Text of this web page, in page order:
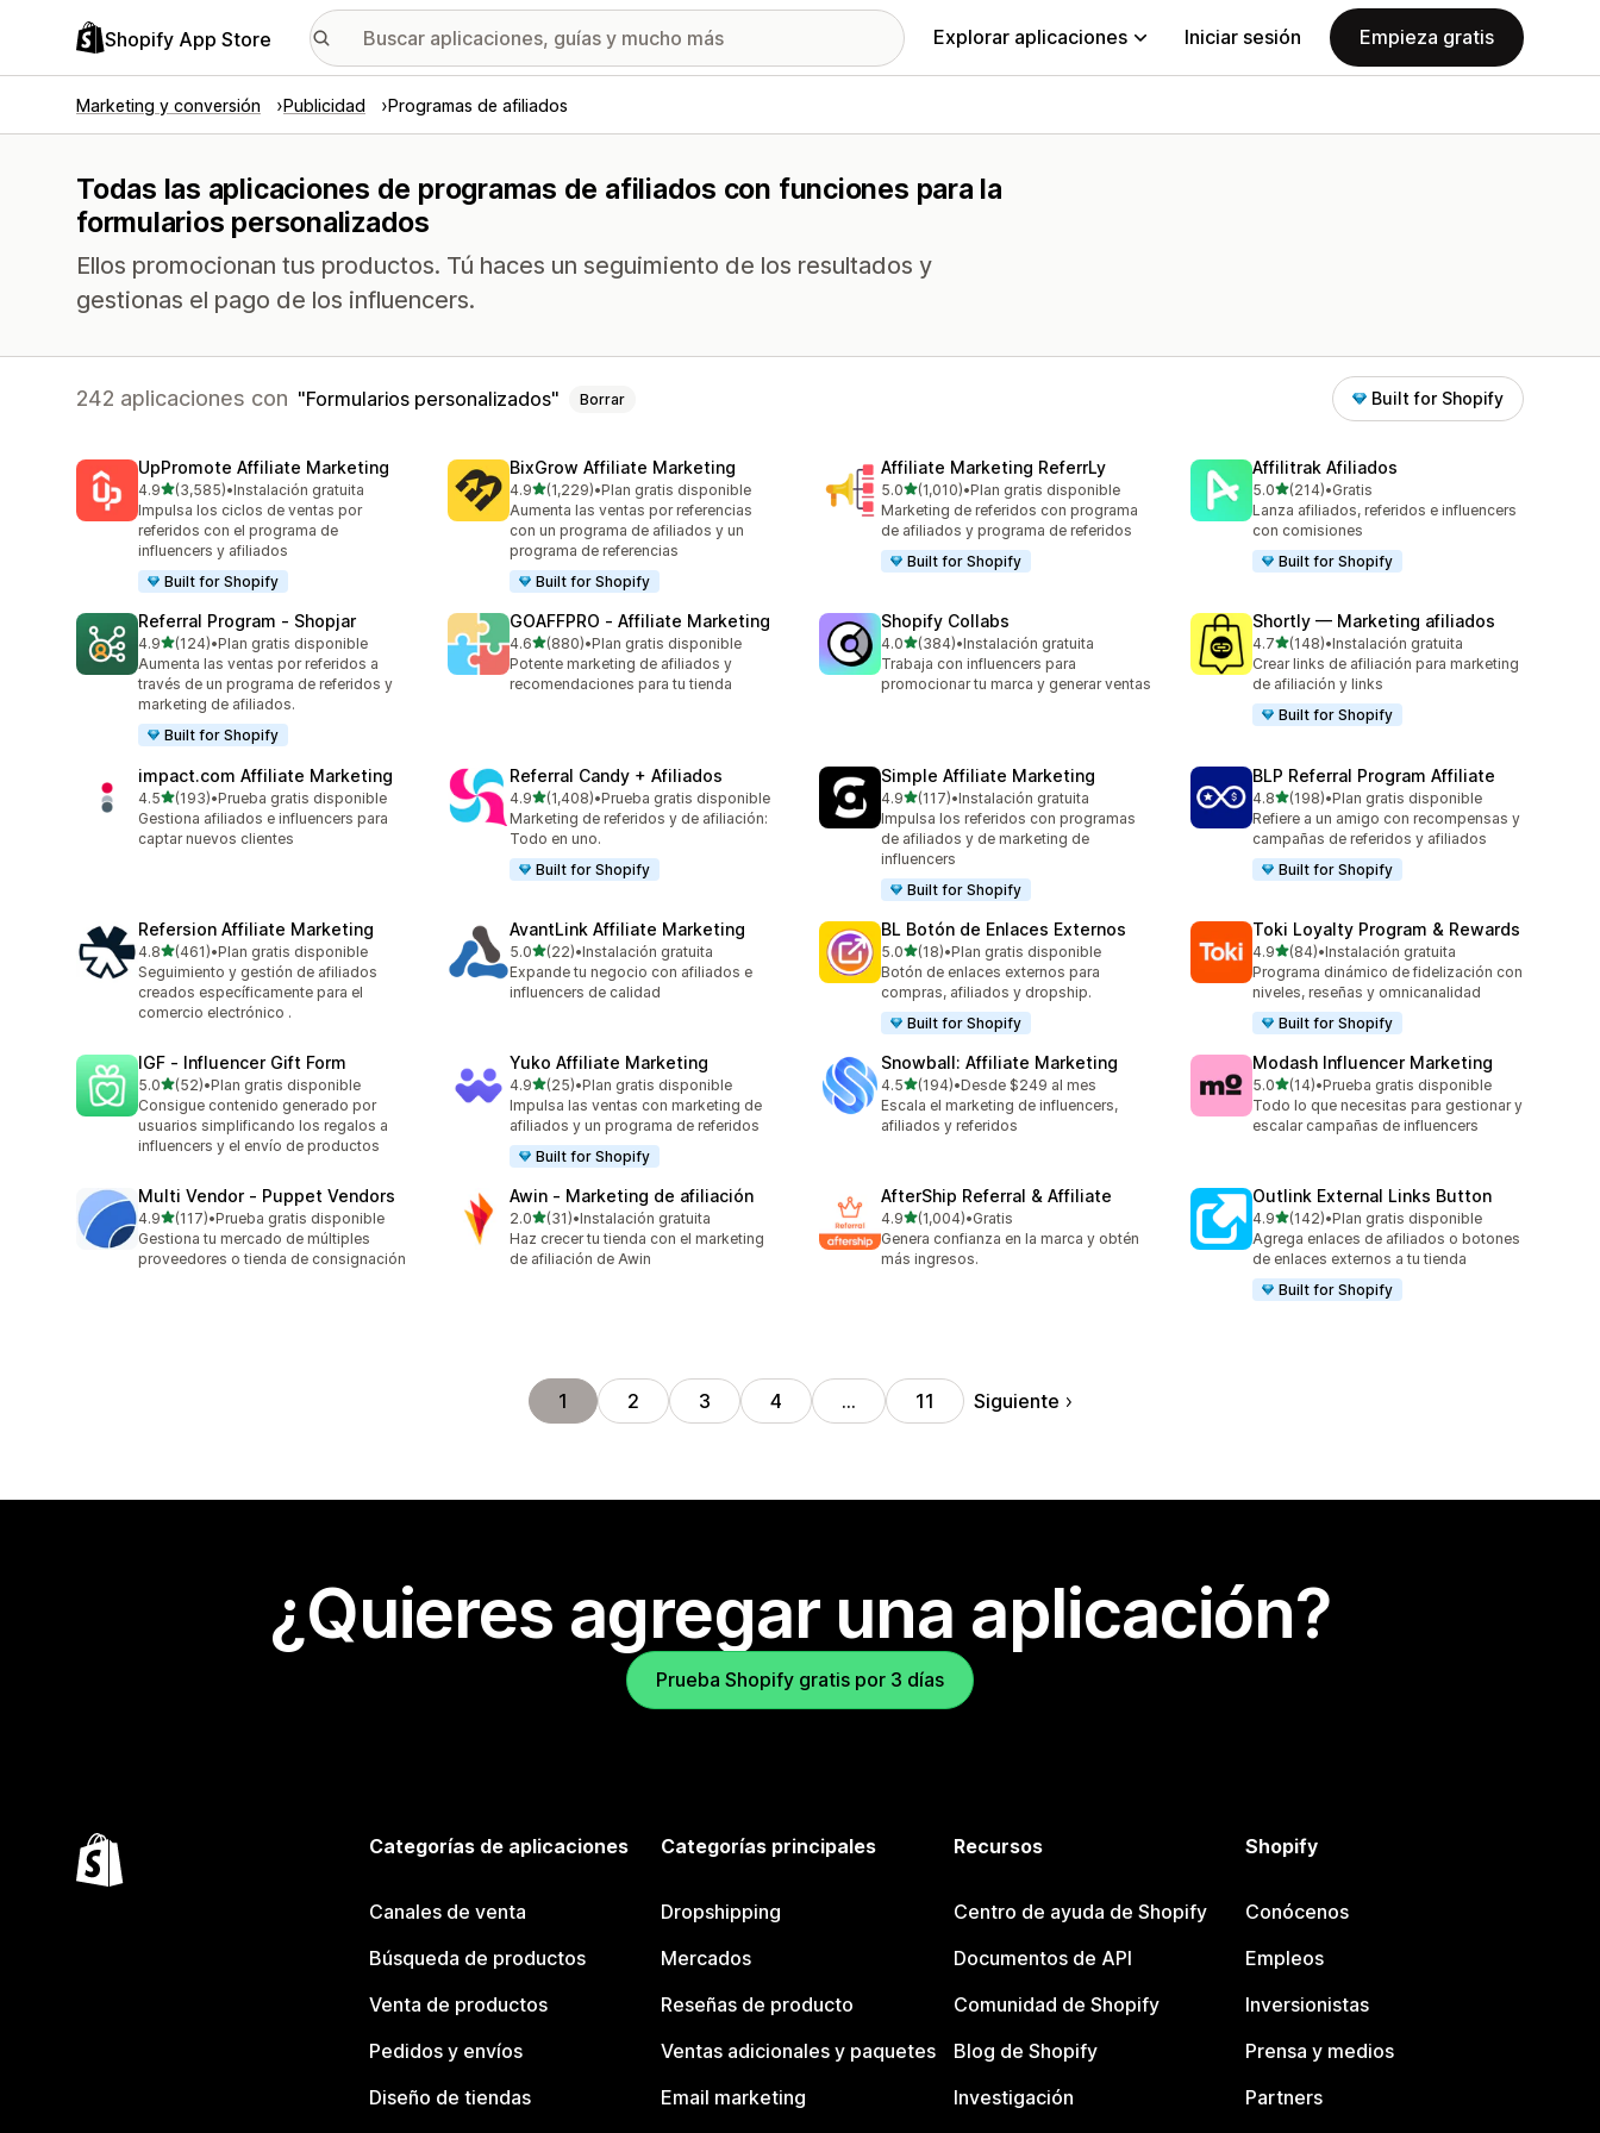
Shopify App Store Explorar aplicaciones Iniciar sesión Empieza gratis
Marketing y conversión Publicidad Programas de afiliados
Todas las aplicaciones de programas de afiliados con funciones para la
formularios personalizados
Ellos promocionan tus productos. Tú haces un seguimiento de los resultados y
gestionas el pago de los influencers.
242 aplicaciones con Formularios personalizados Borrar Built for Shopify
UpPromote Affiliate Marketing
4.9de 5 estrellas
(3,585)
3585 reseñas en total
•Instalación gratuita
Impulsa los ciclos de ventas por
referidos con el programa de
influencers y afiliados
Built for Shopify
BixGrow Affiliate Marketing
4.9de 5 estrellas
(1,229)
1229 reseñas en total
•Plan gratis disponible
Aumenta las ventas por referencias
con un programa de afiliados y un
programa de referencias
Built for Shopify
Affiliate Marketing ReferrLy
5.0de 5 estrellas
(1,010)
1010 reseñas en total
•Plan gratis disponible
Marketing de referidos con programa
de afiliados y programa de referidos
Built for Shopify
Affilitrak Afiliados
5.0de 5 estrellas
(214)
214 reseñas en total
•Gratis
Lanza afiliados, referidos e influencers
con comisiones
Built for Shopify
Referral Program ‑ Shopjar
4.9de 5 estrellas
(124)
124 reseñas en total
•Plan gratis disponible
Aumenta las ventas por referidos a
través de un programa de referidos y
marketing de afiliados.
Built for Shopify
GOAFFPRO ‑ Affiliate Marketing
4.6de 5 estrellas
(880)
880 reseñas en total
•Plan gratis disponible
Potente marketing de afiliados y
recomendaciones para tu tienda
Shopify Collabs
4.0de 5 estrellas
(384)
384 reseñas en total
•Instalación gratuita
Trabaja con influencers para
promocionar tu marca y generar ventas
Shortly — Marketing afiliados
4.7de 5 estrellas
(148)
148 reseñas en total
•Instalación gratuita
Crear links de afiliación para marketing
de afiliación y links
Built for Shopify
impact.com Affiliate Marketing
4.5de 5 estrellas
(193)
193 reseñas en total
•Prueba gratis disponible
Gestiona afiliados e influencers para
captar nuevos clientes
Referral Candy + Afiliados
4.9de 5 estrellas
(1,408)
1408 reseñas en total
•Prueba gratis disponible
Marketing de referidos y de afiliación:
Todo en uno.
Built for Shopify
Simple Affiliate Marketing
4.9de 5 estrellas
(117)
117 reseñas en total
•Instalación gratuita
Impulsa los referidos con programas
de afiliados y de marketing de
influencers
Built for Shopify
BLP Referral Program Affiliate
4.8de 5 estrellas
(198)
198 reseñas en total
•Plan gratis disponible
Refiere a un amigo con recompensas y
campañas de referidos y afiliados
Built for Shopify
Refersion Affiliate Marketing
4.8de 5 estrellas
(461)
461 reseñas en total
•Plan gratis disponible
Seguimiento y gestión de afiliados
creados específicamente para el
comercio electrónico .
AvantLink Affiliate Marketing
5.0de 5 estrellas
(22)
22 reseñas en total
•Instalación gratuita
Expande tu negocio con afiliados e
influencers de calidad
BL Botón de Enlaces Externos
5.0de 5 estrellas
(18)
18 reseñas en total
•Plan gratis disponible
Botón de enlaces externos para
compras, afiliados y dropship.
Built for Shopify
Toki Loyalty Program & Rewards
4.9de 5 estrellas
(84)
84 reseñas en total
•Instalación gratuita
Programa dinámico de fidelización con
niveles, reseñas y omnicanalidad
Built for Shopify
IGF ‑ Influencer Gift Form
5.0de 5 estrellas
(52)
52 reseñas en total
•Plan gratis disponible
Consigue contenido generado por
usuarios simplificando los regalos a
influencers y el envío de productos
Yuko Affiliate Marketing
4.9de 5 estrellas
(25)
25 reseñas en total
•Plan gratis disponible
Impulsa las ventas con marketing de
afiliados y un programa de referidos
Built for Shopify
Snowball: Affiliate Marketing
4.5de 5 estrellas
(194)
194 reseñas en total
•Desde $249 al mes
Escala el marketing de influencers,
afiliados y referidos
Modash Influencer Marketing
5.0de 5 estrellas
(14)
14 reseñas en total
•Prueba gratis disponible
Todo lo que necesitas para gestionar y
escalar campañas de influencers
Multi Vendor ‑ Puppet Vendors
4.9de 5 estrellas
(117)
117 reseñas en total
•Prueba gratis disponible
Gestiona tu mercado de múltiples
proveedores o tienda de consignación
Awin ‑ Marketing de afiliación
2.0de 5 estrellas
(31)
31 reseñas en total
•Instalación gratuita
Haz crecer tu tienda con el marketing
de afiliación de Awin
AfterShip Referral & Affiliate
4.9de 5 estrellas
(1,004)
1004 reseñas en total
•Gratis
Genera confianza en la marca y obtén
más ingresos.
Outlink External Links Button
4.9de 5 estrellas
(142)
142 reseñas en total
•Plan gratis disponible
Agrega enlaces de afiliados o botones
de enlaces externos a tu tienda
Built for Shopify
1 2 3 4 … 11 Siguiente
¿Quieres agregar una aplicación?
Prueba Shopify gratis por 3 días
Categorías de aplicaciones
Canales de venta
Búsqueda de productos
Venta de productos
Pedidos y envíos
Diseño de tiendas
Categorías principales
Dropshipping
Mercados
Reseñas de producto
Ventas adicionales y paquetes
Email marketing
Recursos
Centro de ayuda de Shopify
Documentos de API
Comunidad de Shopify
Blog de Shopify
Investigación
Shopify
Conócenos
Empleos
Inversionistas
Prensa y medios
Partners